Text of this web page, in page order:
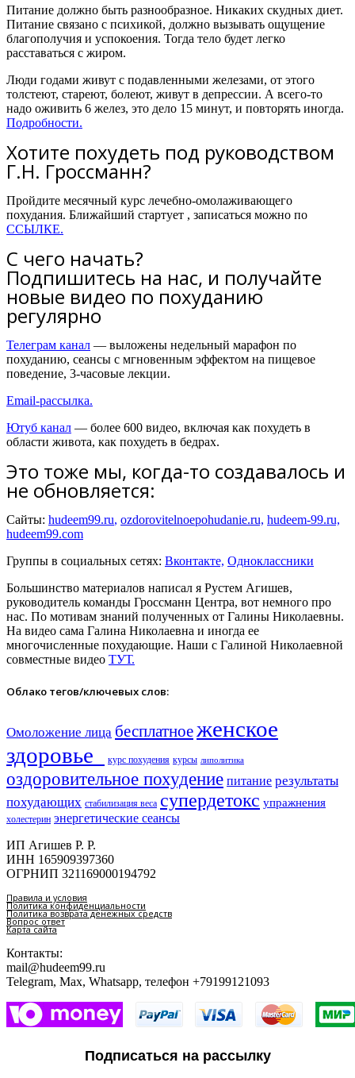
Питание должно быть разнообразное. Никаких скудных диет.
Питание связано с психикой, должно вызывать ощущение
благополучия и успокоения. Тогда тело будет легко
расставаться с жиром.
Люди годами живут с подавленными железами, от этого
толстеют, стареют, болеют, живут в депрессии. А всего-то
надо оживить 6 желез, это дело 15 минут, и повторять иногда.
Подробности.
Хотите похудеть под руководством
Г.Н. Гроссманн?
Пройдите месячный курс лечебно-омолаживающего
похудания. Ближайший стартует , записаться можно по
ССЫЛКЕ.
С чего начать?
Подпишитесь на нас, и получайте
новые видео по похуданию
регулярно
Телеграм канал — выложены недельный марафон по
похуданию, сеансы с мгновенным эффектом на пищевое
поведение, 3-часовые лекции.
Email-рассылка.
Ютуб канал — более 600 видео, включая как похудеть в
области живота, как похудеть в бедрах.
Это тоже мы, когда-то создавалось и
не обновляется:
Cайты: hudeem99.ru, ozdorovitelnoepohudanie.ru, hudeem-99.ru,
hudeem99.com
Группы в социальных сетях: Вконтакте, Одноклассники
Большинство материалов написал я Рустем Агишев,
руководитель команды Гроссманн Центра, вот немного про
нас. По мотивам знаний полученных от Галины Николаевны.
На видео сама Галина Николаевна и иногда ее
многочисленные похудающие. Наши с Галиной Николаевной
совместные видео ТУТ.
Облако тегов/ключевых слов:
Омоложение лица бесплатноеженское
здоровье​
курс похудения курсы липолитика
оздоровительное похудение питание результаты
похудающих стабилизация веса супердетокс упражнения
холестерин энергетические сеансы
ИП Агишев Р. Р.
ИНН 165909397360
ОГРНИП 321169000194792
Правила и условия
Политика конфиденциальности
Политика возврата денежных средств
Вопрос ответ
Карта сайта
Контакты:
mail@hudeem99.ru
Telegram, Max, Whatsapp, телефон +79199121093
Подписаться на рассылку